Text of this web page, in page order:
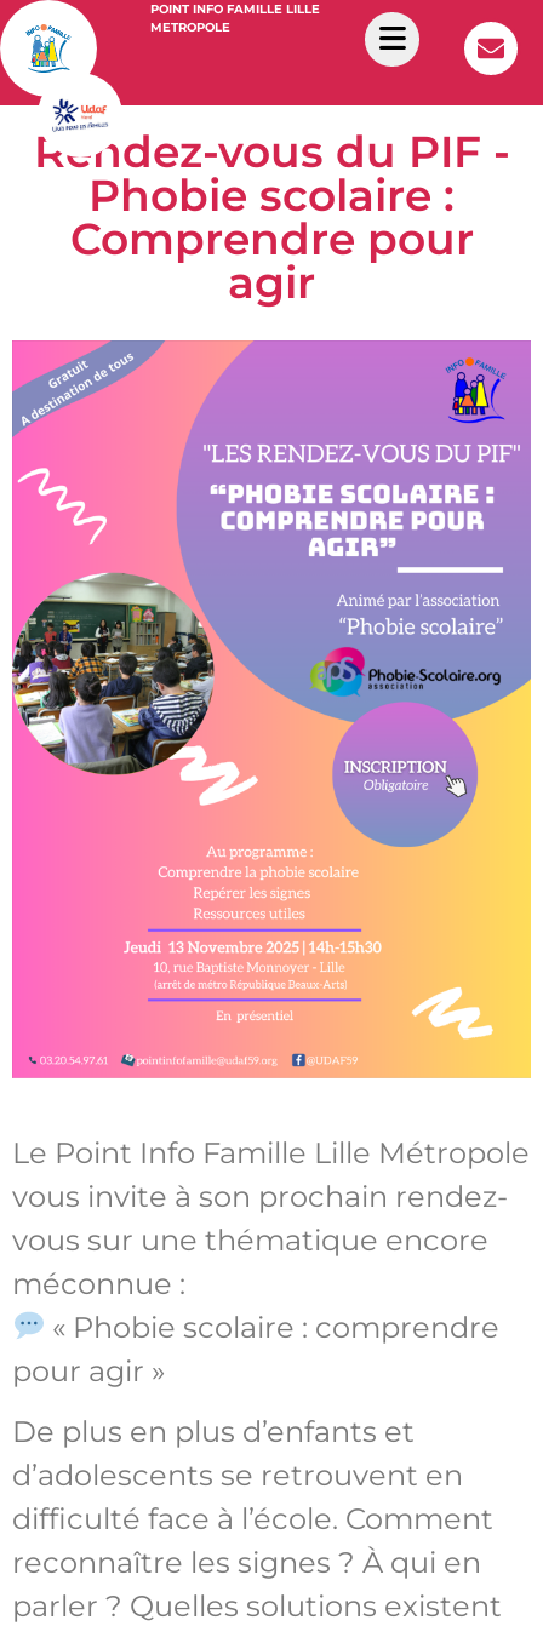
POINT INFO FAMILLE LILLE
METROPOLE
Rendez-vous du PIF -
Phobie scolaire :
Comprendre pour
agir
Le Point Info Famille Lille Métropole
vous invite à son prochain rendez-
vous sur une thématique encore
méconnue :
« Phobie scolaire : comprendre
pour agir »
De plus en plus d’enfants et
d’adolescents se retrouvent en
difficulté face à l’école. Comment
reconnaître les signes ? À qui en
parler ? Quelles solutions existent